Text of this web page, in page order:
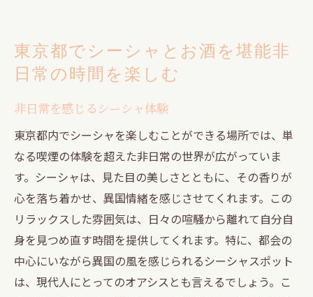
東京都でシーシャとお酒を堪能非
日常の時間を楽しむ
非日常を感じるシーシャ体験
東京都内でシーシャを楽しむことができる場所では、単
なる喫煙の体験を超えた非日常の世界が広がっていま
す。シーシャは、見た目の美しさとともに、その香りが
心を落ち着かせ、異国情緒を感じさせてくれます。この
リラックスした雰囲気は、日々の喧騒から離れて自分自
身を見つめ直す時間を提供してくれます。特に、都会の
中心にいながら異国の風を感じられるシーシャスポット
は、現代人にとってのオアシスとも言えるでしょう。こ